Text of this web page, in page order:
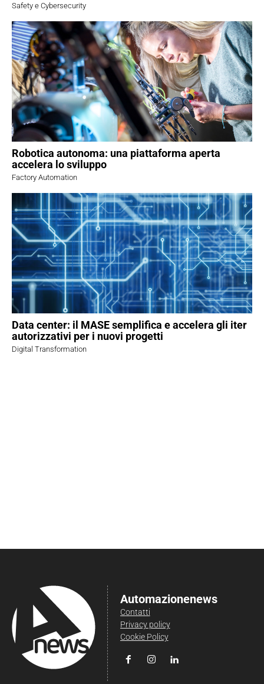
Safety e Cybersecurity
Robotica autonoma: una piattaforma aperta
accelera lo sviluppo
Factory Automation
Data center: il MASE semplifica e accelera gli iter
autorizzativi per i nuovi progetti
Digital Transformation
Automazionenews
Contatti
Privacy policy
Cookie Policy